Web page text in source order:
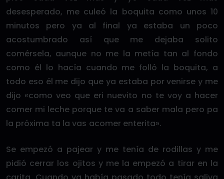
desesperado, me culeó la boquita como unos 10
minutos pero ya al final ya estaba un poco
acostumbrado así que me dejaba solito
comérsela, aunque no me la metía tan al fondo
como él lo hacía cuando me folló la boquita, a
todo eso él me dijo que ya estaba por venirse y me
dijo «como veo que eri nuevito no te voy a hacer
comer mi leche porque te va a saber mala pero pa
la próxima ta la vas acomer enterita».
Se empezó a pajear y me tenía de rodillas y me
pidió cerrar los ojitos y me la empezó a tirar en la